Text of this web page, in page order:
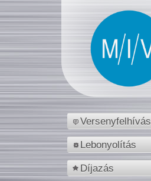
Versenyfelhívás
Lebonyolítás
Díjazás